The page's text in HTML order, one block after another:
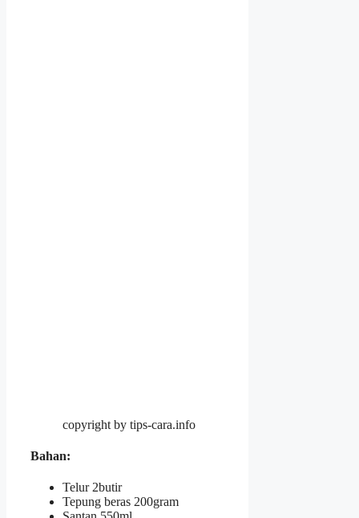
copyright by tips-cara.info
Bahan:
Telur 2butir
Tepung beras 200gram